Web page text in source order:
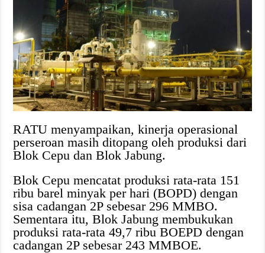
RATU menyampaikan, kinerja operasional
perseroan masih ditopang oleh produksi dari
Blok Cepu dan Blok Jabung.
Blok Cepu mencatat produksi rata-rata 151
ribu barel minyak per hari (BOPD) dengan
sisa cadangan 2P sebesar 296 MMBO.
Sementara itu, Blok Jabung membukukan
produksi rata-rata 49,7 ribu BOEPD dengan
cadangan 2P sebesar 243 MMBOE.